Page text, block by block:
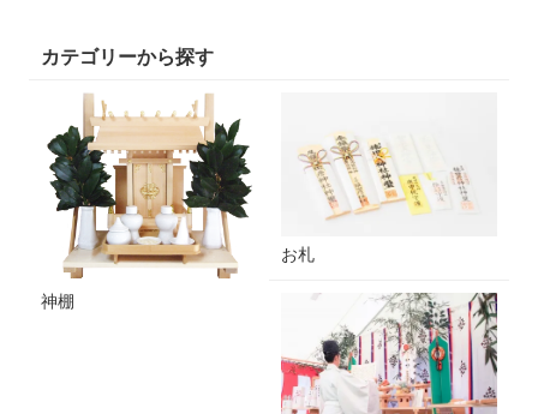
カテゴリーから探す
神棚
お札